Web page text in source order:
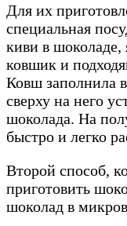
Для их
специальная
киви в шоколаде,
ковшик и
Ковш заполнила
сверху на него
шоколада. На
быстро и легко
Второй способ,
приготовить
шоколад в